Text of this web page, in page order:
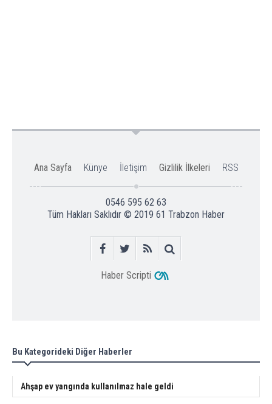
Ana Sayfa Künye İletişim Gizlilik İlkeleri RSS
0546 595 62 63
Tüm Hakları Saklıdır © 2019 61 Trabzon Haber
Haber Scripti
Bu Kategorideki Diğer Haberler
Ahşap ev yangında kullanılmaz hale geldi